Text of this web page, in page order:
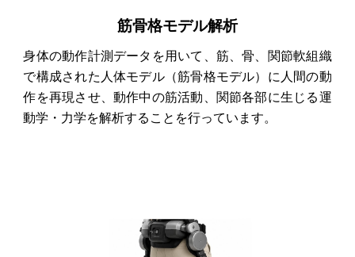
筋骨格モデル解析
身体の動作計測データを用いて、筋、骨、関節軟組織
で構成された人体モデル（筋骨格モデル）に 人間の動
作を再現させ、動作中の筋活動、関節各部に生じる運
動学・力学を解析することを行っています。